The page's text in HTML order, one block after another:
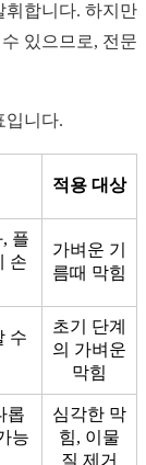
휘합니다. 하지만
있으므로, 전문
입니다.
적용 대상
플
손
가벼운 기
름때 막힘
수
초기 단계
의 가벼운
막힘
롭
능
심각한 막
힘, 이물
질 제거